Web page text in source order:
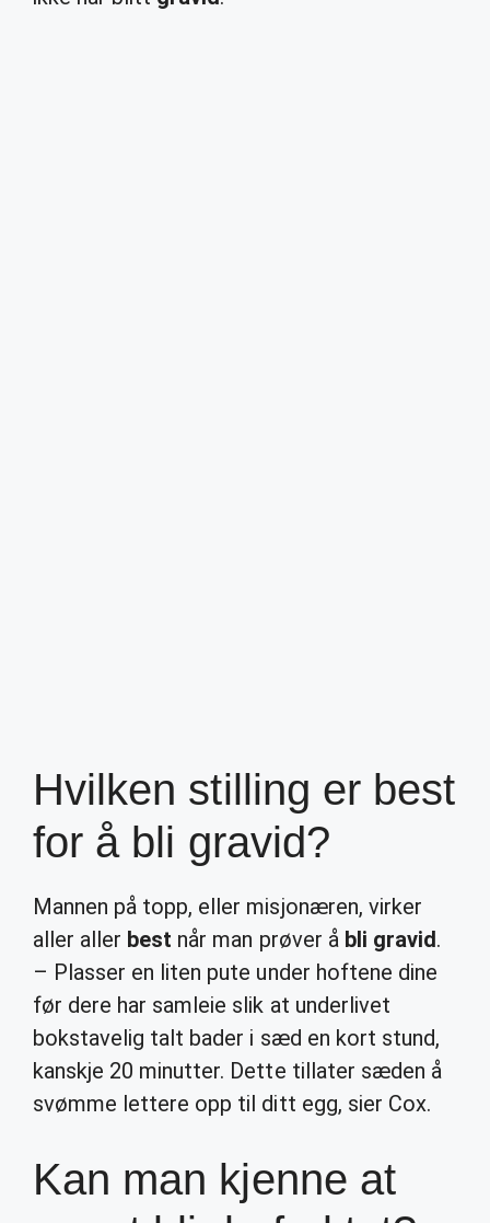
Hvilken stilling er best
for å bli gravid?
Mannen på topp, eller misjonæren, virker
aller aller best når man prøver å bli gravid.
– Plasser en liten pute under hoftene dine
før dere har samleie slik at underlivet
bokstavelig talt bader i sæd en kort stund,
kanskje 20 minutter. Dette tillater sæden å
svømme lettere opp til ditt egg, sier Cox.
Kan man kjenne at